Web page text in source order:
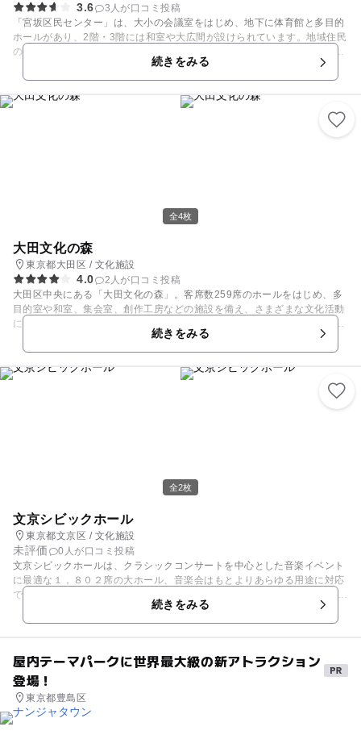
3.6
3人が口コミ投稿
「宮坂区民センター」は、大小の会議室をはじめ、地下に体育館と多目的
ホールがあり、2階・3階には和室や大広間が設けられています。地域住民
の人達のコミュニティーの場や学習の場として多くの住民の方に活用され
は“玉電”車両があるのが目印です。豪徳寺や世田谷八幡宮などが近くにあ
り、参拝がてら来館する人も多いスポットです。また、さまざまなイベン
トの会場としても利用されています。
続きをみる
全4枚
大田文化の森
東京都大田区 / 文化施設
4.0
2人が口コミ投稿
大田区中央にある「大田文化の森」。客席数259席のホールをはじめ、多
目的室や和室、集会室、創作工房などの施設を備え、さまざまな文化活動
に利用されている施設です。ホールではコンサートや音楽会、各貸室では
講座や体験教室など、多彩なイベントが開催されます。 図書コーナーと、
インターネットの閲覧やグラフィックソフトなどがパソコンで使用できる
マルチメディアコーナーを併設しており、情報収集にも活用できますよ。
4階には誰でもオムツ替えや授乳に立ち寄れる保育室があります。
続きをみる
全2枚
文京シビックホール
東京都文京区 / 文化施設
未評価
0人が口コミ投稿
文京シビックホールは、クラシックコンサートを中心とした音楽イベント
に最適な１，８０２席の大ホール、音楽会はもとよりあらゆる用途に対応
できる３７１席の小ホール、その他に 練習室、会議室等を備えています。
旧文京公会堂の再建を待ち望んでこられた区民の皆様が芸術・文化に親し
み、文京区のシンボルとして、誇りと愛着を持つことのできるホールとな
続きをみる
屋内テーマパークに世界最大級の新アトラクション
登場！
東京都豊島区